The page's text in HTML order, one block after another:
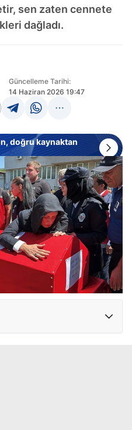
sen zaten cennete
dağladı.
Güncelleme Tarihi:
14 Haziran 2026 19:47
doğru kaynaktan